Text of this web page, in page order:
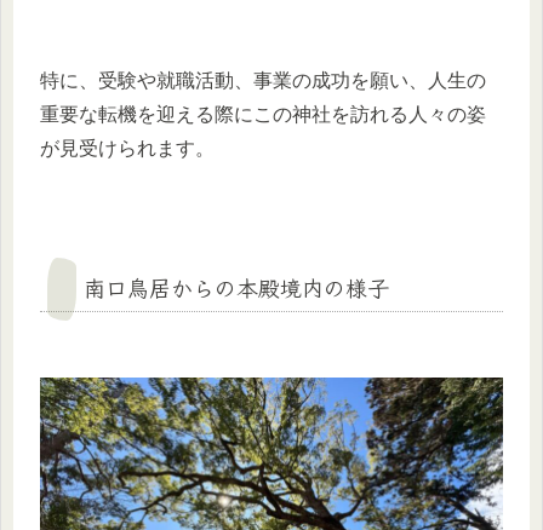
特に、受験や就職活動、事業の成功を願い、人生の
重要な転機を迎える際にこの神社を訪れる人々の姿
が見受けられます。
南口鳥居からの本殿境内の様子